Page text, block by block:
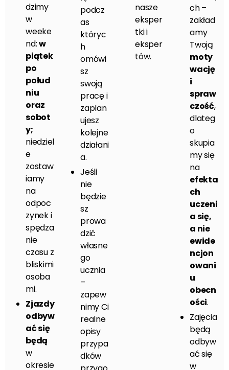
dzimy
w
weeke
nd:w
piątek
po
połud
niu
oraz
sobot
y;
niedziel
e
zostaw
iamy
na
odpoc
zynek i
spędza
nie
czasu z
bliskimi
osoba
mi.
Zjazdy
odbyw
ać się
będą
w
okresie
podcz
as
któryc
h
omówi
sz
swoją
pracę i
zaplan
ujesz
kolejne
działani
a.
Jeśli
nie
będzie
sz
prowa
dzić
własne
go
ucznia
–
zapew
nimy Ci
realne
opisy
przypa
dków
nasze
eksper
tki i
eksper
tów.
ch –
zakład
amy
Twoją
moty
wację
i
spraw
czość,
dlateg
o
skupia
my się
na
efekta
ch
uczeni
a się,
a nie
ewide
ncjon
owani
u
obecn
ości.
Zajęcia
będą
odbyw
ać się
w